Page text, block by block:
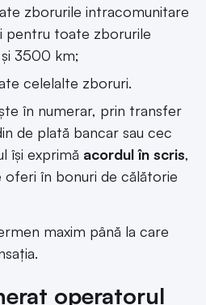
zborurile intracomunitare
pentru toate zborurile
3500 km;
celelalte zboruri.
în numerar, prin transfer
de plată bancar sau cec
îşi exprimă acordul în scris,
în bonuri de călătorie
maxim până la care
operatorul